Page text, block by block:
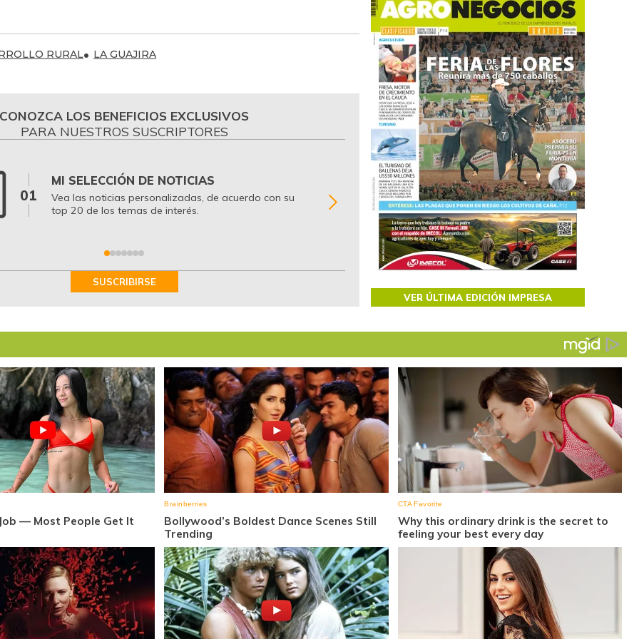
RURAL LA GUAJIRA
CONOZCA LOS BENEFICIOS EXCLUSIVOS
PARA NUESTROS SUSCRIPTORES
01
MI SELECCIÓN DE NOTICIAS
Vea las noticias personalizadas, de acuerdo con su
top 20 de los temas de interés.
02
BITÁCORA EMPRESARIAL 10.000 LR
Recopilación clasificada por sectores
regiones del comportamiento general y
de las 10.000 primeras empresas en ventas
Colombia.
SUSCRIBIRSE
VER ÚLTIMA EDICIÓN IMPRESA